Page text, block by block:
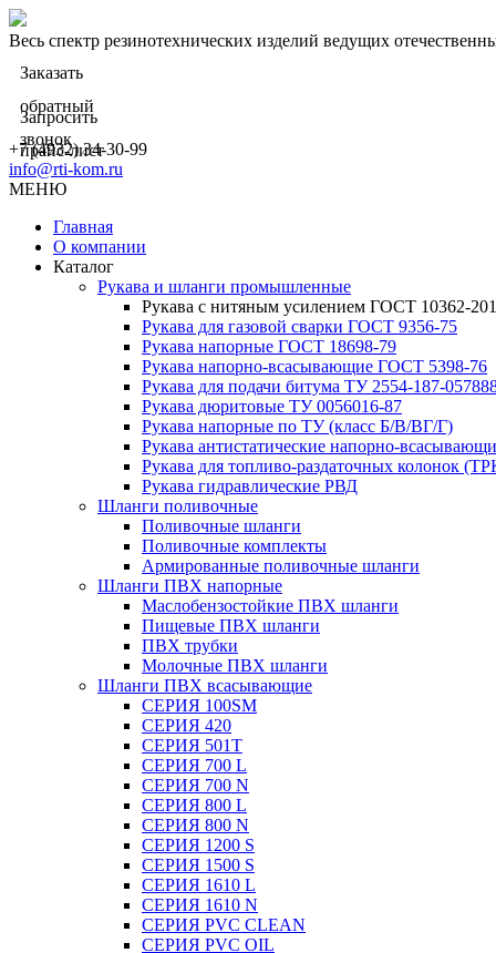
Весь спектр резинотехнических изделий ведущих
Заказать
обратный
звонок
Запросить
прайс-лист
+7 (4932) 34-30-99
info@rti-kom.ru
МЕНЮ
Главная
О компании
Каталог
Рукава и шланги промышленные
Рукава с нитяным усилением ГОСТ 10362-
Рукава для газовой сварки ГОСТ 9356-75
Рукава напорные ГОСТ 18698-79
Рукава нaпорно-всасывающие ГОСТ 5398-76
Рукава для подачи битума ТУ 2554-187-
Рукава дюритовые ТУ 0056016-87
Рукава напорные по ТУ (класс Б/В/ВГ/Г)
Рукава антистатические напорно-
Рукава для топливо-раздаточных колонок
Рукава гидравлические РВД
Шланги поливочные
Поливочные шланги
Поливочные комплекты
Армированные поливочные шланги
Шланги ПВХ напорные
Маслобензостойкие ПВХ шланги
Пищевые ПВХ шланги
ПВХ трубки
Молочные ПВХ шланги
Шланги ПВХ всасывающие
СЕРИЯ 100SM
СЕРИЯ 420
СЕРИЯ 501T
СЕРИЯ 700 L
СЕРИЯ 700 N
СЕРИЯ 800 L
СЕРИЯ 800 N
СЕРИЯ 1200 S
СЕРИЯ 1500 S
СЕРИЯ 1610 L
СЕРИЯ 1610 N
СЕРИЯ PVC CLEAN
СЕРИЯ PVC OIL